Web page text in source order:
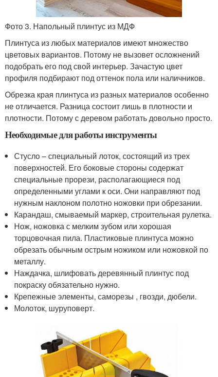
Фото 3. Напольный плинтус из МДФ
Плинтуса из любых материалов имеют множество
цветовых вариантов. Потому не вызовет осложнений
подобрать его под свой интерьер. Зачастую цвет
профиля подбирают под оттенок пола или наличников.
Обрезка края плинтуса из разных материалов особенно
не отличается. Разница состоит лишь в плотности и
плотности. Потому с деревом работать довольно просто.
Необходимые для работы инструменты
Стусло – специальный лоток, состоящий из трех
поверхностей. Его боковые стороны содержат
специальные прорези, располагающиеся под
определенными углами к оси. Они направляют под
нужным наклоном полотно ножовки при обрезании.
Карандаш, смываемый маркер, строительная рулетка.
Нож, ножовка с мелким зубом или хорошая
торцовочная пила. Пластиковые плинтуса можно
обрезать обычным острым ножиком или ножовкой по
металлу.
Наждачка, шлифовать деревянный плинтус под
покраску обязательно нужно.
Крепежные элементы, саморезы , гвозди, дюбели.
Молоток, шуруповерт.